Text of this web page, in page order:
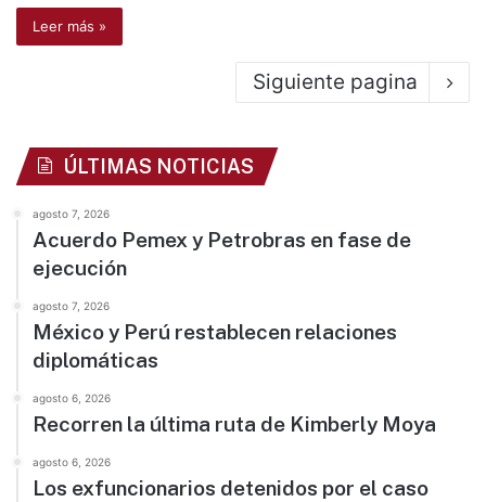
Leer más »
Siguiente pagina
ÚLTIMAS NOTICIAS
agosto 7, 2026
Acuerdo Pemex y Petrobras en fase de
ejecución
agosto 7, 2026
México y Perú restablecen relaciones
diplomáticas
agosto 6, 2026
Recorren la última ruta de Kimberly Moya
agosto 6, 2026
Los exfuncionarios detenidos por el caso